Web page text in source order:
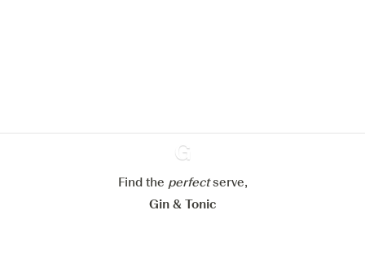
Ginventory
Find the perfectserve,
Gin & Tonic